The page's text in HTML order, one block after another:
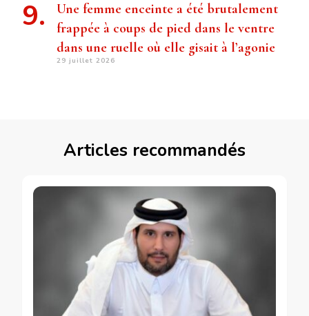
Une femme enceinte a été brutalement
frappée à coups de pied dans le ventre
dans une ruelle où elle gisait à l’agonie
29 juillet 2026
Articles recommandés